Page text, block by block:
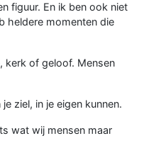
figuur. En ik ben ook niet
heldere momenten die
kerk of geloof. Mensen
ziel, in je eigen kunnen.
wat wij mensen maar